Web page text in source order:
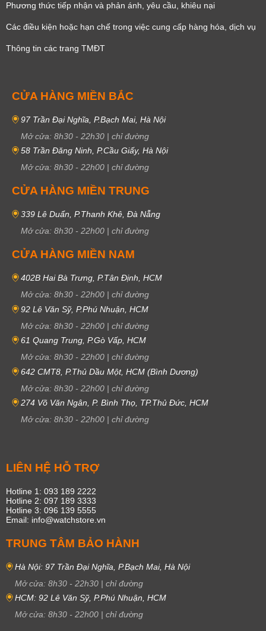
Phương thức tiếp nhận và phản ánh, yêu cầu, khiêu nại
Các điều kiện hoặc hạn chế trong việc cung cấp hàng hóa, dịch vụ
Thông tin các trang TMĐT
CỬA HÀNG MIỀN BẮC
97 Trần Đại Nghĩa, P.Bạch Mai, Hà Nội
Mở cửa: 8h30 - 22h30 | chỉ đường
58 Trần Đăng Ninh, P.Cầu Giấy, Hà Nội
Mở cửa: 8h30 - 22h00 | chỉ đường
CỬA HÀNG MIỀN TRUNG
339 Lê Duẩn, P.Thanh Khê, Đà Nẵng
Mở cửa: 8h30 - 22h00 | chỉ đường
CỬA HÀNG MIỀN NAM
402B Hai Bà Trưng, P.Tân Định, HCM
Mở cửa: 8h30 - 22h00 | chỉ đường
92 Lê Văn Sỹ, P.Phú Nhuận, HCM
Mở cửa: 8h30 - 22h00 | chỉ đường
61 Quang Trung, P.Gò Vấp, HCM
Mở cửa: 8h30 - 22h00 | chỉ đường
642 CMT8, P.Thủ Dầu Một, HCM (Bình Dương)
Mở cửa: 8h30 - 22h00 | chỉ đường
274 Võ Văn Ngân, P. Bình Thọ, TP.Thủ Đức, HCM
Mở cửa: 8h30 - 22h00 | chỉ đường
LIÊN HỆ HỖ TRỢ
Hotline 1: 093 189 2222
Hotline 2: 097 189 3333
Hotline 3: 096 139 5555
Email: info@watchstore.vn
TRUNG TÂM BẢO HÀNH
Hà Nội: 97 Trần Đại Nghĩa, P.Bạch Mai, Hà Nội
Mở cửa: 8h30 - 22h30 | chỉ đường
HCM: 92 Lê Văn Sỹ, P.Phú Nhuận, HCM
Mở cửa: 8h30 - 22h00 | chỉ đường